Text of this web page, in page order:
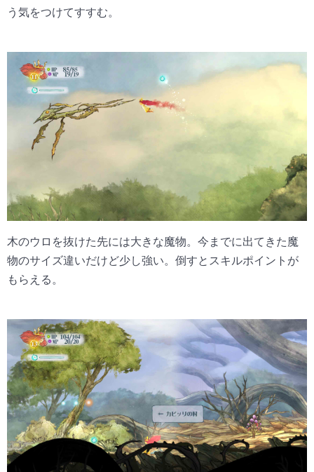
う気をつけてすすむ。
木のウロを抜けた先には大きな魔物。今までに出てきた魔
物のサイズ違いだけど少し強い。倒すとスキルポイントが
もらえる。